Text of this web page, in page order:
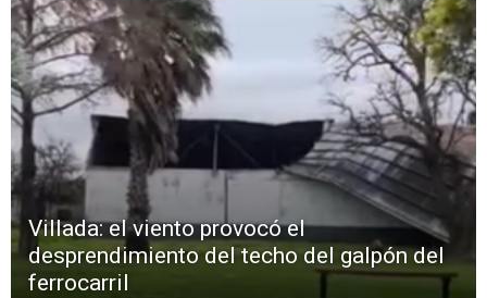
Villada: el viento provocó el
desprendimiento del techo del galpón del
ferrocarril